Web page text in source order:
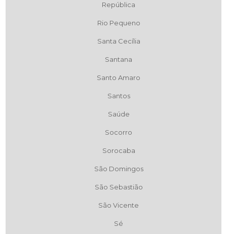
República
Rio Pequeno
Santa Cecília
Santana
Santo Amaro
Santos
Saúde
Socorro
Sorocaba
São Domingos
São Sebastião
São Vicente
Sé